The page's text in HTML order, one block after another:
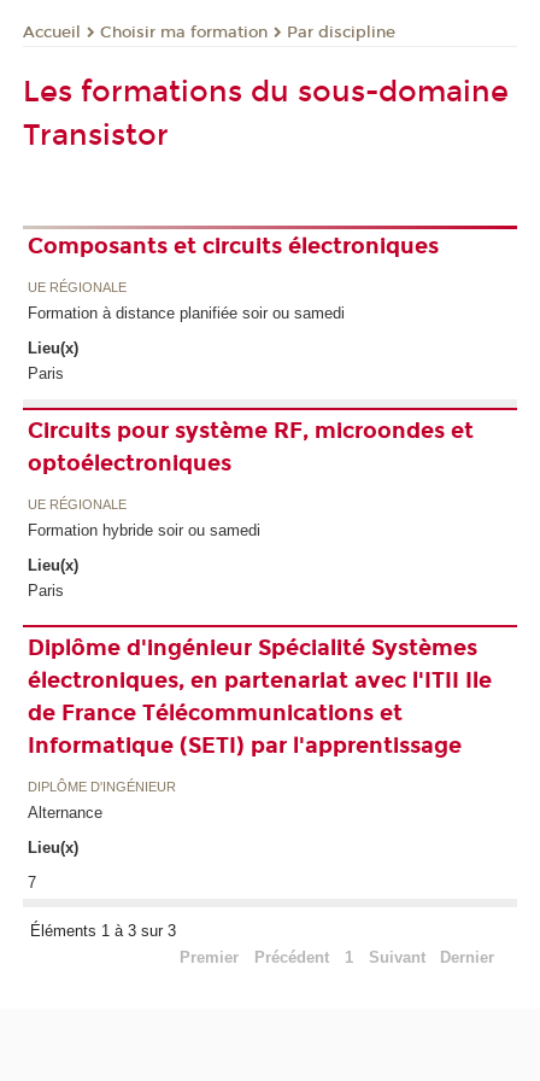
Accueil Choisir ma formation Par discipline
Les formations du sous-domaine
Transistor
Composants et circuits électroniques
UE RÉGIONALE
Formation à distance planifiée soir ou samedi
Lieu(x)
Paris
Circuits pour système RF, microondes et
optoélectroniques
UE RÉGIONALE
Formation hybride soir ou samedi
Lieu(x)
Paris
Diplôme d'ingénieur Spécialité Systèmes
électroniques, en partenariat avec l'ITII Ile
de France Télécommunications et
Informatique (SETI) par l'apprentissage
DIPLÔME D'INGÉNIEUR
Alternance
Lieu(x)
7
Éléments 1 à 3 sur 3
Premier
Précédent 1 Suivant Dernier